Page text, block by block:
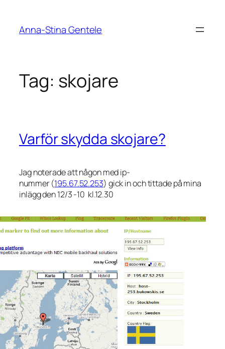
content
Anna-Stina Gentele
Tag: skojare
Varför skydda skojare?
Jag noterade att någon med ip-
nummer (195.67.52.253) gick in och tittade på mina
inlägg den 12/3 -10 kl.12.30